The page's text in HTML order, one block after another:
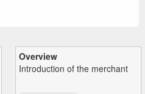
Overview
Introduction of the merchant